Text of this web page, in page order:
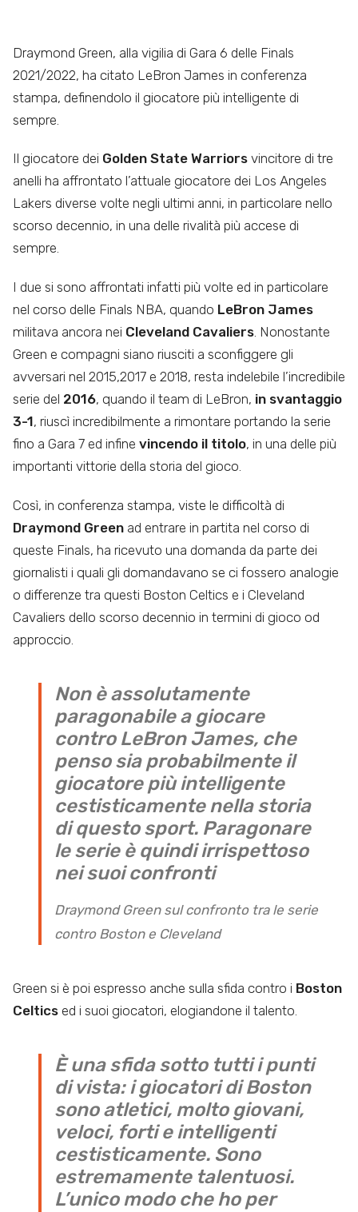
Draymond Green, alla vigilia di Gara 6 delle Finals
2021/2022, ha citato LeBron James in conferenza
stampa, definendolo il giocatore più intelligente di
sempre.
Il giocatore dei Golden State Warriors vincitore di tre
anelli ha affrontato l’attuale giocatore dei Los Angeles
Lakers diverse volte negli ultimi anni, in particolare nello
scorso decennio, in una delle rivalità più accese di
sempre.
I due si sono affrontati infatti più volte ed in particolare
nel corso delle Finals NBA, quando LeBron James
militava ancora nei Cleveland Cavaliers. Nonostante
Green e compagni siano riusciti a sconfiggere gli
avversari nel 2015,2017 e 2018, resta indelebile l’incredibile
serie del 2016, quando il team di LeBron, in svantaggio
3-1, riuscì incredibilmente a rimontare portando la serie
fino a Gara 7 ed infine vincendo il titolo, in una delle più
importanti vittorie della storia del gioco.
Così, in conferenza stampa, viste le difficoltà di
Draymond Green ad entrare in partita nel corso di
queste Finals, ha ricevuto una domanda da parte dei
giornalisti i quali gli domandavano se ci fossero analogie
o differenze tra questi Boston Celtics e i Cleveland
Cavaliers dello scorso decennio in termini di gioco od
approccio.
Non è assolutamente
paragonabile a giocare
contro LeBron James, che
penso sia probabilmente il
giocatore più intelligente
cestisticamente nella storia
di questo sport. Paragonare
le serie è quindi irrispettoso
nei suoi confronti
Draymond Green sul confronto tra le serie
contro Boston e Cleveland
Green si è poi espresso anche sulla sfida contro i Boston
Celtics ed i suoi giocatori, elogiandone il talento.
È una sfida sotto tutti i punti
di vista: i giocatori di Boston
sono atletici, molto giovani,
veloci, forti e intelligenti
cestisticamente. Sono
estremamente talentuosi.
L’unico modo che ho per